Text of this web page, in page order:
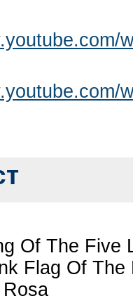
Of The Five
Flag Of The